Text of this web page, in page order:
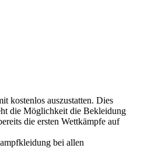
kostenlos auszustatten. Dies
die Möglichkeit die Bekleidung
die ersten Wettkämpfe auf
bei allen